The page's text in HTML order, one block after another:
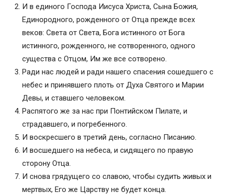
И в единого Господа Иисуса Христа, Сына Божия,
Единородного, рожденного от Отца прежде всех
веков: Света от Света, Бога истинного от Бога
истинного, рожденного, не сотворенного, одного
существа с Отцом, Им же все сотворено.
Ради нас людей и ради нашего спасения сошедшего с
небес и принявшего плоть от Духа Святого и Марии
Девы, и ставшего человеком.
Распятого же за нас при Понтийском Пилате, и
страдавшего, и погребенного.
И воскресшего в третий день, согласно Писанию.
И восшедшего на небеса, и сидящего по правую
сторону Отца.
И снова грядущего со славою, чтобы судить живых и
мертвых, Его же Царству не будет конца.